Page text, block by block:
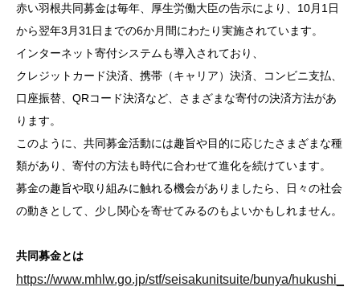
赤い羽根共同募金は毎年、厚生労働大臣の告示により、10月1日
から翌年3月31日までの6か月間にわたり実施されています。
インターネット寄付システムも導入されており、
クレジットカード決済、携帯（キャリア）決済、コンビニ支払、
口座振替、QRコード決済など、さまざまな寄付の決済方法があ
ります。
このように、共同募金活動には趣旨や目的に応じたさまざまな種
類があり、寄付の方法も時代に合わせて進化を続けています。
募金の趣旨や取り組みに触れる機会がありましたら、日々の社会
の動きとして、少し関心を寄せてみるのもよいかもしれません。
共同募金とは
https://www.mhlw.go.jp/stf/seisakunitsuite/bunya/hukushi_